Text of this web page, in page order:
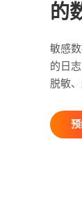
的
敏感
的日
脱敏